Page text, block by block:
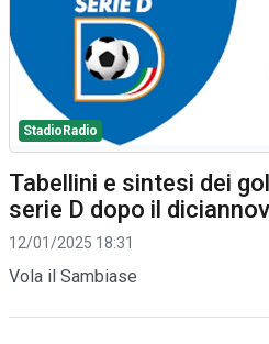
StadioRadio
Tabellini e sintesi dei
serie D dopo il
12/01/2025 18:31
Vola il Sambiase